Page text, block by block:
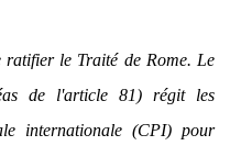
ratifier le Traité de Rome. Le
de l'article 81) régit les
internationale (CPI) pour